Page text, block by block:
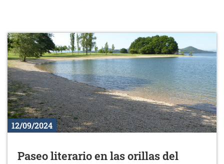
12/09/2024
Paseo literario en las orillas del